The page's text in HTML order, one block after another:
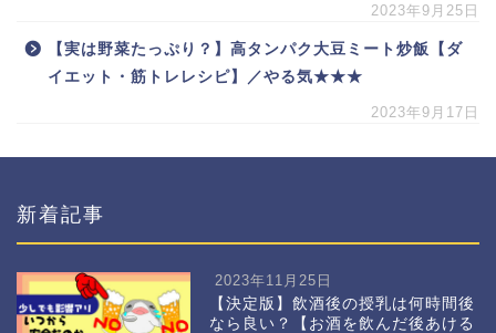
2023年9月25日
【実は野菜たっぷり？】高タンパク大豆ミート炒飯【ダ
イエット・筋トレレシピ】／やる気★★★
2023年9月17日
新着記事
2023年11月25日
【決定版】飲酒後の授乳は何時間後
なら良い？【お酒を飲んだ後あける